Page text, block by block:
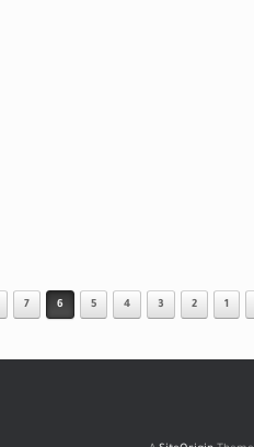
1
2
3
4
5
6
7